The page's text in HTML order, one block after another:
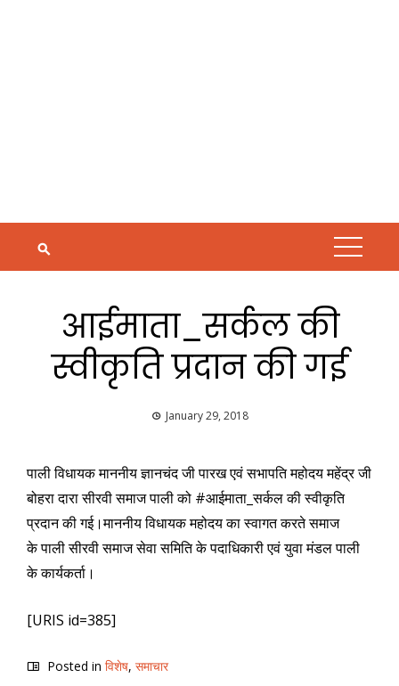
आईमाता_सर्कल की
स्वीकृति प्रदान की गई
January 29, 2018
पाली विधायक माननीय ज्ञानचंद जी पारख एवं सभापति महोदय महेंद्र जी
बोहरा दारा सीरवी समाज पाली को #आईमाता_सर्कल की स्वीकृति
प्रदान की गई।माननीय विधायक महोदय का स्वागत करते समाज
के पाली सीरवी समाज सेवा समिति के पदाधिकारी एवं युवा मंडल पाली
के कार्यकर्ता।
[URIS id=385]
Posted in विशेष, समाचार